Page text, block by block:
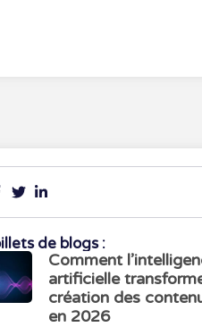
de blogs :
Comment
artificielle
création des
en 2026